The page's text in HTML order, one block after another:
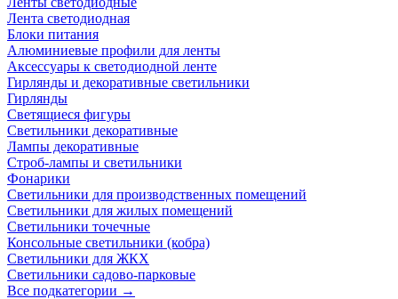
Лента светодиодная
Блоки питания
Алюминиевые профили для ленты
Аксессуары к светодиодной ленте
Гирлянды и декоративные светильники
Гирлянды
Светящиеся фигуры
Светильники декоративные
Лампы декоративные
Строб-лампы и светильники
Фонарики
Светильники для производственных помещений
Светильники для жилых помещений
Светильники точечные
Консольные светильники (кобра)
Светильники для ЖКХ
Светильники садово-парковые
Все подкатегории →